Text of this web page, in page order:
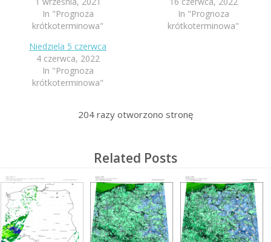
In "Prognoza
krótkoterminowa"
In "Prognoza
krótkoterminowa"
Niedziela 5 czerwca
4 czerwca, 2022
In "Prognoza
krótkoterminowa"
204 razy otworzono stronę
Related Posts